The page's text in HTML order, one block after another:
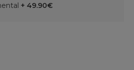
+ 49.90€